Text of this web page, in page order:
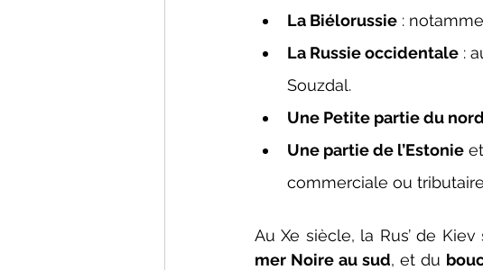
La Biélorussie :
La Russie occidentale :
Souzdal.
Une Petite partie du
Une partie de l’Estonie
commerciale ou
Au Xe siècle, la Rus’ de Kiev
mer Noire au sud, et du